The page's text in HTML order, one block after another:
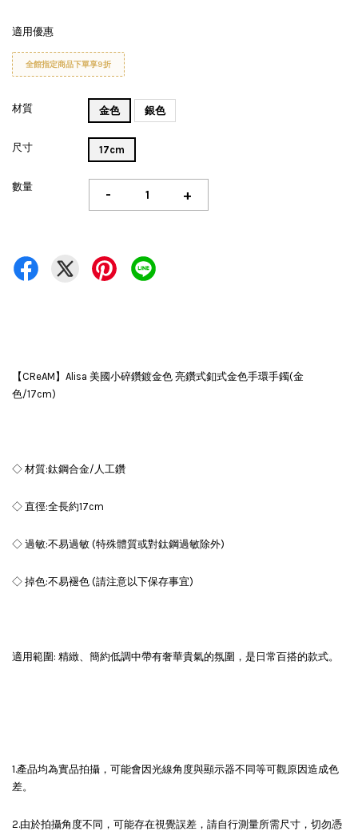
適用優惠
全館指定商品下單享9折
材質 金色 銀色
尺寸 17cm
數量 - +
【CReAM】Alisa 美國小碎鑽鍍金色 亮鑽式釦式金色手環手鐲(金
色/17cm)
◇ 材質:鈦鋼合金/人工鑽
◇ 直徑:全長約17cm
◇ 過敏:不易過敏 (特殊體質或對鈦鋼過敏除外)
◇ 掉色:不易褪色 (請注意以下保存事宜)
適用範圍: 精緻、簡約低調中帶有奢華貴氣的氛圍，是日常百搭的款式。
1.產品均為實品拍攝，可能會因光線角度與顯示器不同等可觀原因造成色
差。
2.由於拍攝角度不同，可能存在視覺誤差，請自行測量所需尺寸，切勿憑